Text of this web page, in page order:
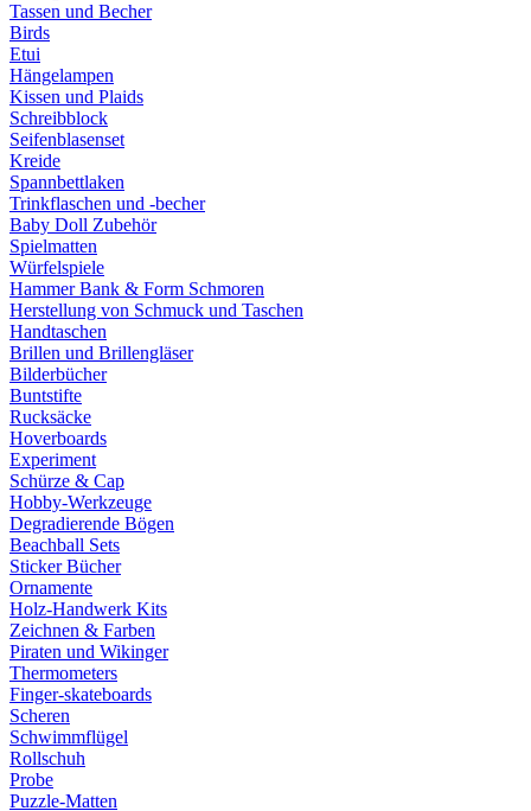
Tassen und Becher
Birds
Etui
Hängelampen
Kissen und Plaids
Schreibblock
Seifenblasenset
Kreide
Spannbettlaken
Trinkflaschen und -becher
Baby Doll Zubehör
Spielmatten
Würfelspiele
Hammer Bank & Form Schmoren
Herstellung von Schmuck und Taschen
Handtaschen
Brillen und Brillengläser
Bilderbücher
Buntstifte
Rucksäcke
Hoverboards
Experiment
Schürze & Cap
Hobby-Werkzeuge
Degradierende Bögen
Beachball Sets
Sticker Bücher
Ornamente
Holz-Handwerk Kits
Zeichnen & Farben
Piraten und Wikinger
Thermometers
Finger-skateboards
Scheren
Schwimmflügel
Rollschuh
Probe
Puzzle-Matten